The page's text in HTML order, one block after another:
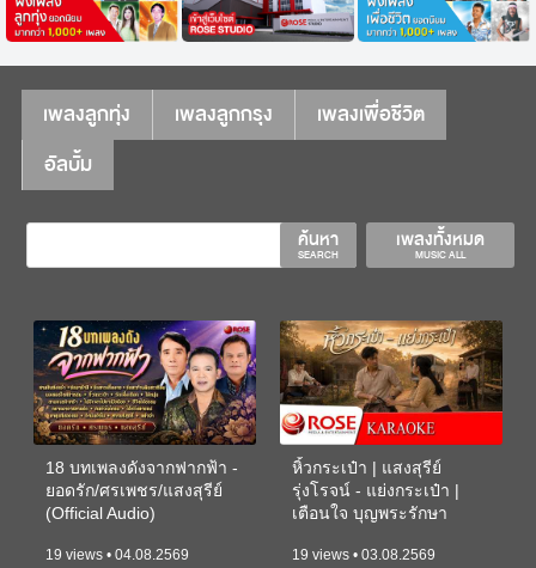
เพลงลูกทุ่ง เพลงลูกกรุง
เพลงเพื่อชีวิต
อัลบั้ม
เพลงทั้งหมด
MUSIC ALL
ค้นหา
SEARCH
18 บทเพลงดังจากฟากฟ้า -
ยอดรัก/ศรเพชร/แสงสุรีย์
(Official Audio)
19 views • 04.08.2569
หิ้วกระเป๋า | แสงสุรีย์
รุ่งโรจน์ - แย่งกระเป๋า |
เตือนใจ บุญพระรักษา
19 views • 03.08.2569